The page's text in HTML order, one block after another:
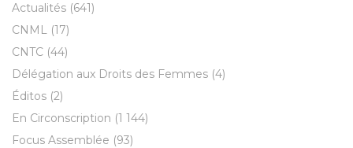
Actualités (641)
CNML (17)
CNTC (44)
Délégation aux Droits des Femmes (4)
Éditos (2)
En Circonscription (1 144)
Focus Assemblée (93)